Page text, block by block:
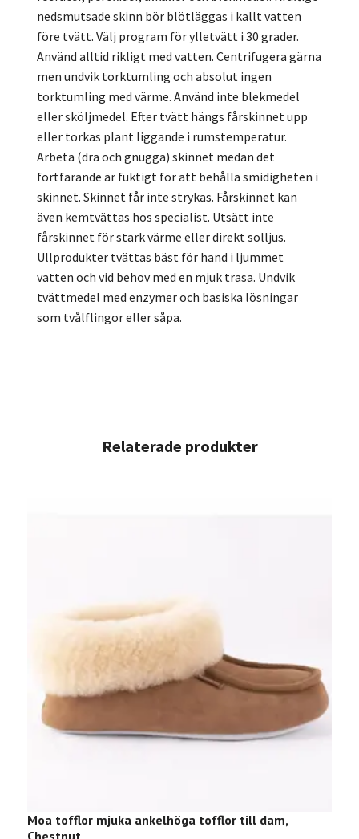
nedsmutsade skinn bör blötläggas i kallt vatten
före tvätt. Välj program för ylletvätt i 30 grader.
Använd alltid rikligt med vatten. Centrifugera gärna
men undvik torktumling och absolut ingen
torktumling med värme. Använd inte blekmedel
eller sköljmedel. Efter tvätt hängs fårskinnet upp
eller torkas plant liggande i rumstemperatur.
Arbeta (dra och gnugga) skinnet medan det
fortfarande är fuktigt för att behålla smidigheten i
skinnet. Skinnet får inte strykas. Fårskinnet kan
även kemtvättas hos specialist. Utsätt inte
fårskinnet för stark värme eller direkt solljus.
Ullprodukter tvättas bäst för hand i ljummet
vatten och vid behov med en mjuk trasa. Undvik
tvättmedel med enzymer och basiska lösningar
som tvålflingor eller såpa.
Moa tofflor mjuka ankelhöga tofflor till dam,
Chestnut